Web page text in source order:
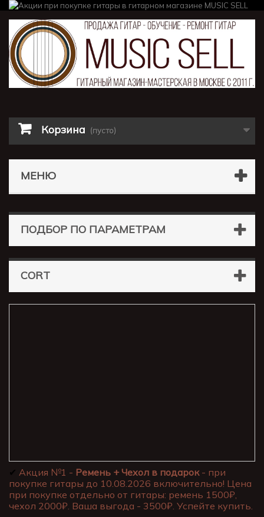
Корзина (пусто)
МЕНЮ
ПОДБОР ПО ПАРАМЕТРАМ
CORT
✔ Акция №1 - Ремень + Чехол в подарок- при
покупке гитары до 10.08.2026 включительно! Цена
при покупке отдельно от гитары: ремень 1500₽,
чехол 2000₽. Ваша выгода - 3500₽. Успейте купить.